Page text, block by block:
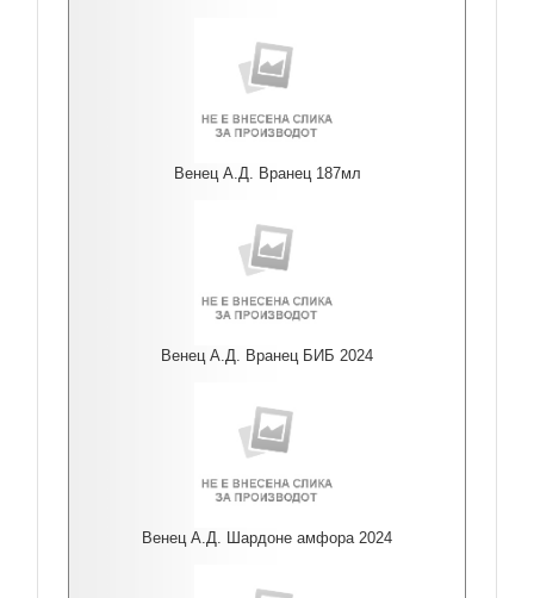
Венец А.Д. Вранец 187мл
Венец А.Д. Вранец БИБ 2024
Венец А.Д. Шардоне амфора 2024